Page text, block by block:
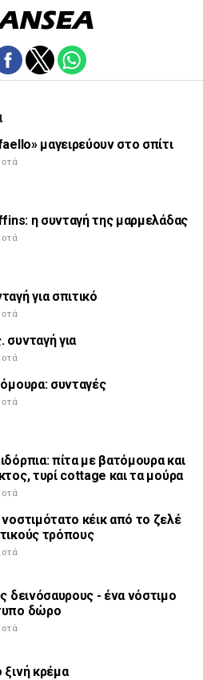
μαγειρεύουν στο σπίτι
η συνταγή της μαρμελάδας
για σπιτικό
για
συνταγές
πίτα με βατόμουρα και
τυρί cottage και τα μούρα
κέικ από το ζελέ
τρόπους
δεινόσαυρους - ένα νόστιμο
δώρο
κρέμα